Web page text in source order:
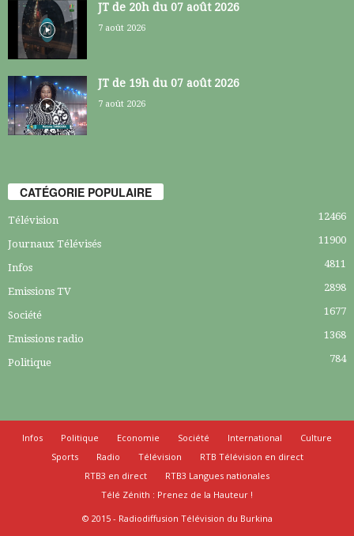
JT de 20h du 07 août 2026
7 août 2026
JT de 19h du 07 août 2026
7 août 2026
CATÉGORIE POPULAIRE
Télévision 12466
Journaux Télévisés 11900
Infos 4811
Emissions TV 2898
Société 1677
Emissions radio 1368
Politique 784
Infos Politique Economie Société International
Culture
Sports
Radio Télévision
RTB Télévision en direct
RTB3 en direct
RTB3 Langues nationales
Télé Zénith : Prenez de la Hauteur !
© 2015 - Radiodiffusion Télévision du Burkina